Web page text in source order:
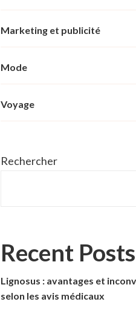
Marketing et publicité
Mode
Voyage
Rechercher
Recent Posts
Lignosus : avantages et
selon les avis médicaux